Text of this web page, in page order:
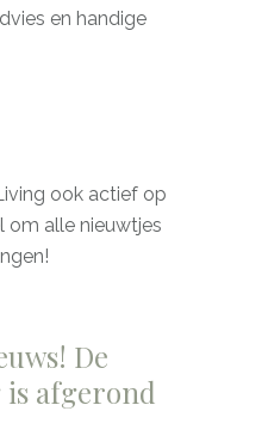
en handige
ook actief op
om alle nieuwtjes
De
afgerond